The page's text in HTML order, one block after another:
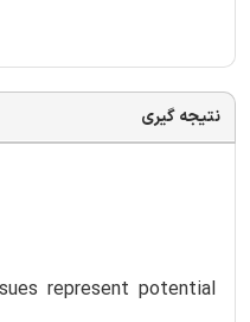
نتیجه گیری
represent potential